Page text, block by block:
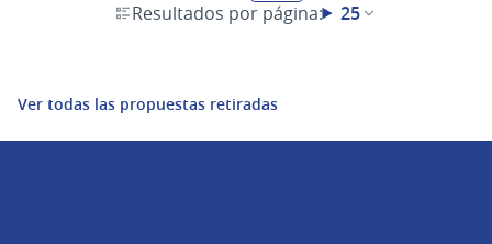
Resultados por página: 25
Ver todas las propuestas retiradas